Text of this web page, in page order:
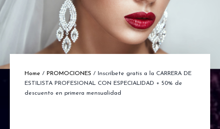
Home / PROMOCIONES / Inscríbete gratis a la CARRERA DE
ESTILISTA PROFESIONAL CON ESPECIALIDAD + 50% de
descuento en primera mensualidad